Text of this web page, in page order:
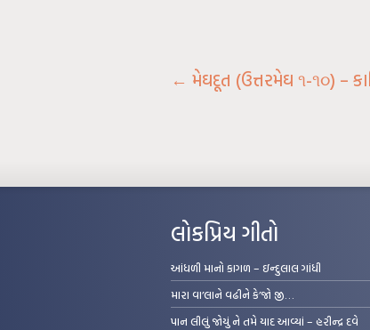
← મેઘદૂત (ઉત્તરમેઘ ૧-૧૦) –
લોકપ્રિય ગીતો
આંધળી માનો કાગળ – ઇન્દુલાલ ગાંધી
મારા વા’લાને વઢીને કે’જો જી…
પાન લીલું જોયું ને તમે યાદ આવ્યાં – હરીન્દ્ર દવે